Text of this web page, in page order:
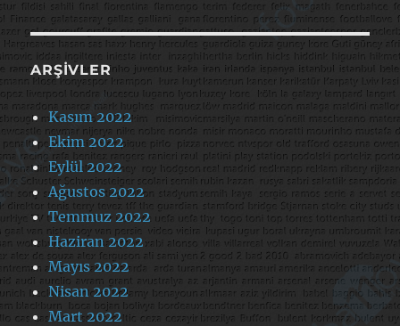
ARŞIVLER
Kasım 2022
Ekim 2022
Eylül 2022
Ağustos 2022
Temmuz 2022
Haziran 2022
Mayıs 2022
Nisan 2022
Mart 2022